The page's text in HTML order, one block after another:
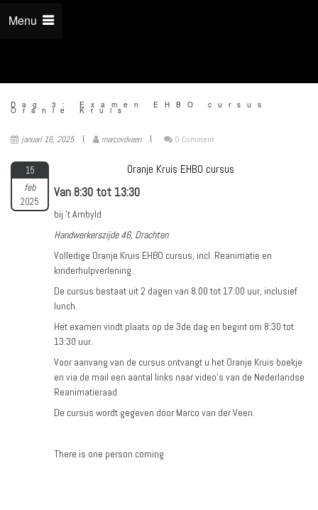
Menu
Dag 3: Examen EHBO cursus
Oranje Kruis
januari 16, 2025 marcovdveen 0 Comment
15
feb
2025
Oranje Kruis EHBO cursus
Van 8:30 tot 13:30
bij 't Ambyld
Handwerkerszijde 46, Drachten
Volledige Oranje Kruis EHBO cursus, incl. Reanimatie en
kinderhulpverlening.
De cursus bestaat uit 2 dagen van 8:00 tot 17:00 uur, inclusief
lunch.
Het examen vindt plaats op de 3de dag en begint om 8:30 tot
13:30 uur.
Voor aanvang van de cursus ontvangt u het Oranje Kruis boekje
en via de mail een aantal links naar video's van de Nederlandse
Reanimatieraad.
De cursus wordt gegeven door Marco van der Veen.
There is one person coming